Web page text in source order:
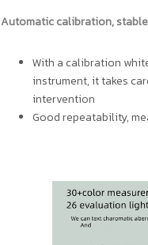
Automatic calibration,
With a calibration
instrument, it takes
intervention
Good repeatability,